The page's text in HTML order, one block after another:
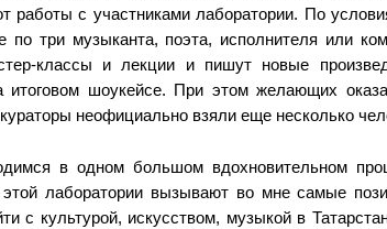
работы с участниками лаборатории. По
по три музыканта, поэта, исполнителя или
классы и лекции и пишут новые
итоговом шоукейсе. При этом желающих
неофициально взяли еще несколько
в одном большом вдохновительном
лаборатории вызывают во мне самые
с культурой, искусством, музыкой в